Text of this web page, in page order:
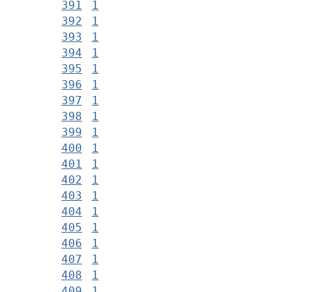
391
1
392
1
393
1
394
1
395
1
396
1
397
1
398
1
399
1
400
1
401
1
402
1
403
1
404
1
405
1
406
1
407
1
408
1